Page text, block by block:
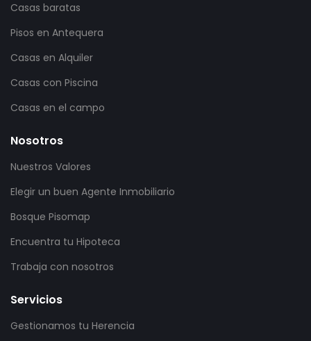
Casas baratas
Pisos en Antequera
Casas en Alquiler
Casas con Piscina
Casas en el campo
Nosotros
Nuestros Valores
Elegir un buen Agente Inmobiliario
Bosque Pisomap
Encuentra tu Hipoteca
Trabaja con nosotros
Servicios
Gestionamos tu Herencia